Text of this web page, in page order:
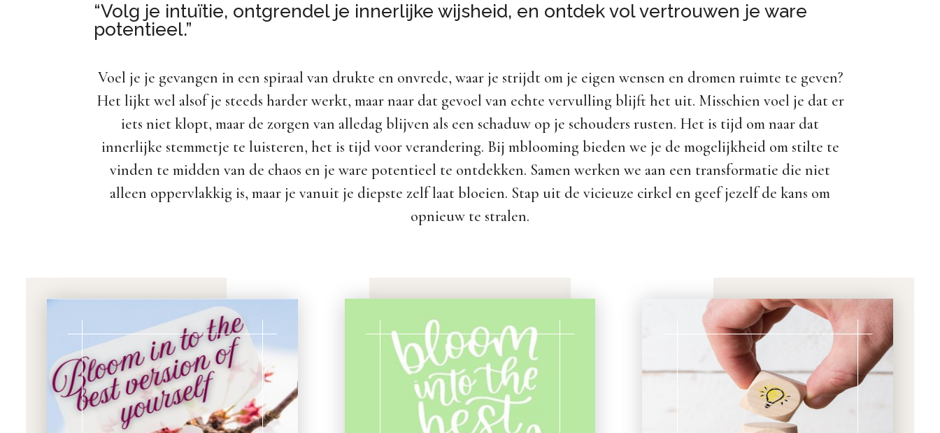
“Volg je intuïtie, ontgrendel je innerlijke wijsheid, en ontdek vol vertrouwen je ware
potentieel.”
Voel je je gevangen in een spiraal van drukte en onvrede, waar je strijdt om je eigen wensen en dromen ruimte te geven?
Het lijkt wel alsof je steeds harder werkt, maar naar dat gevoel van echte vervulling blijft het uit. Misschien voel je dat er
iets niet klopt, maar de zorgen van alledag blijven als een schaduw op je schouders rusten. Het is tijd om naar dat
innerlijke stemmetje te luisteren, het is tijd voor verandering. Bij mblooming bieden we je de mogelijkheid om stilte te
vinden te midden van de chaos en je ware potentieel te ontdekken. Samen werken we aan een transformatie die niet
alleen oppervlakkig is, maar je vanuit je diepste zelf laat bloeien. Stap uit de vicieuze cirkel en geef jezelf de kans om
opnieuw te stralen.